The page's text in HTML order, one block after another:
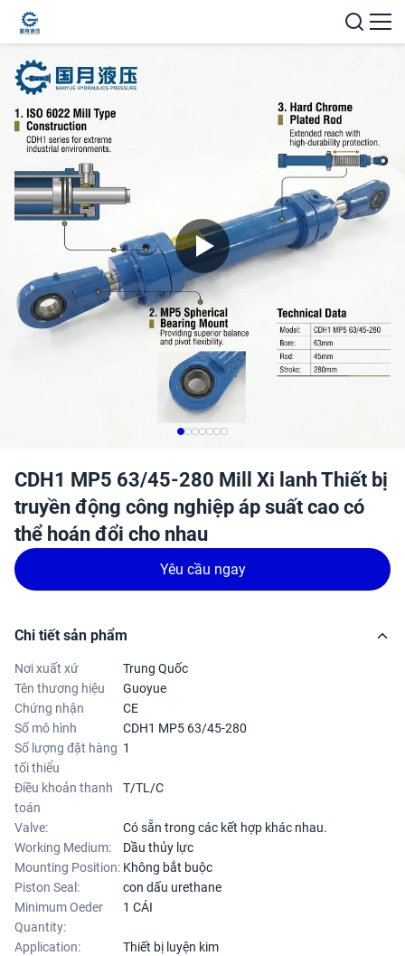
CDH1 MP5 63/45-280 Mill Xi lanh Thiết bị
truyền động công nghiệp áp suất cao có
thể hoán đổi cho nhau
Yêu cầu ngay
Chi tiết sản phẩm
Nơi xuất xứ
Trung Quốc
Tên thương hiệu
Guoyue
Chứng nhận
CE
Số mô hình
CDH1 MP5 63/45-280
Số lượng đặt hàng
tối thiểu
1
Điều khoản thanh
toán
T/TL/C
Valve:
Có sẵn trong các kết hợp khác nhau.
Working Medium:
Dầu thủy lực
Mounting Position: Không bắt buộc
Piston Seal:
con dấu urethane
Minimum Oeder
Quantity:
1 CÁI
Application:
Thiết bị luyện kim